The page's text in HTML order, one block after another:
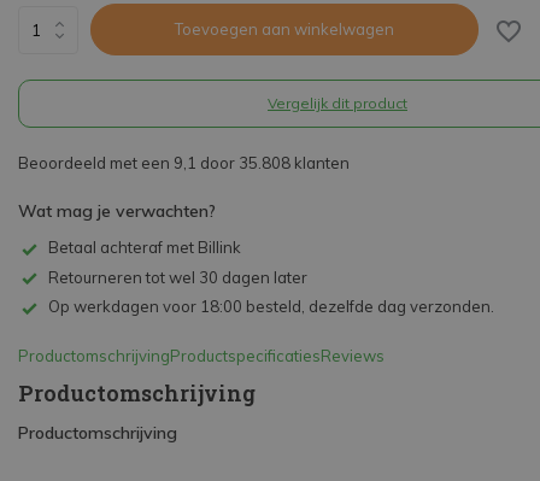
Toevoegen aan winkelwagen
Vergelijk dit product
Beoordeeld met een 9,1 door 35.808 klanten
Wat mag je verwachten?
Betaal achteraf met Billink
Retourneren tot wel 30 dagen later
Op werkdagen voor 18:00 besteld, dezelfde dag verzonden.
ProductomschrijvingProductspecificatiesReviews
Productomschrijving
Productomschrijving